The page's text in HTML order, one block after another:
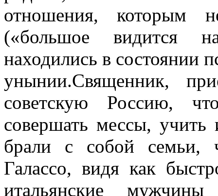
отношения, которым
(«большое видится
находились в состоянии
унынии.Священник,
советскую Россию,
совершать мессы, учить
брали с собой семьи,
Галассо, видя как
итальянские